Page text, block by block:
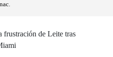
de Leite tras